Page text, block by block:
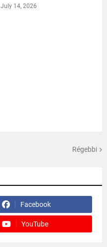
July 14, 2026
Régebbi
Facebook
YouTube